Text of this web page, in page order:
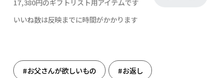
いいね数は反映までに時間がかかります
#お父さんが欲しいもの #お返し